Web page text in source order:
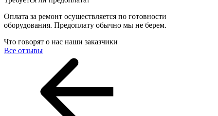
Оплата за ремонт осуществляется по готовности
оборудования. Предоплату обычно мы не берем.
Что говорят о нас наши заказчики
Все отзывы